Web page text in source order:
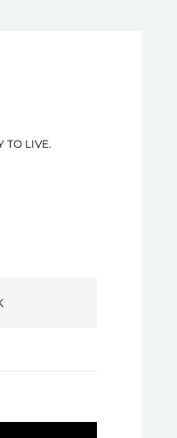
TO LIVE.